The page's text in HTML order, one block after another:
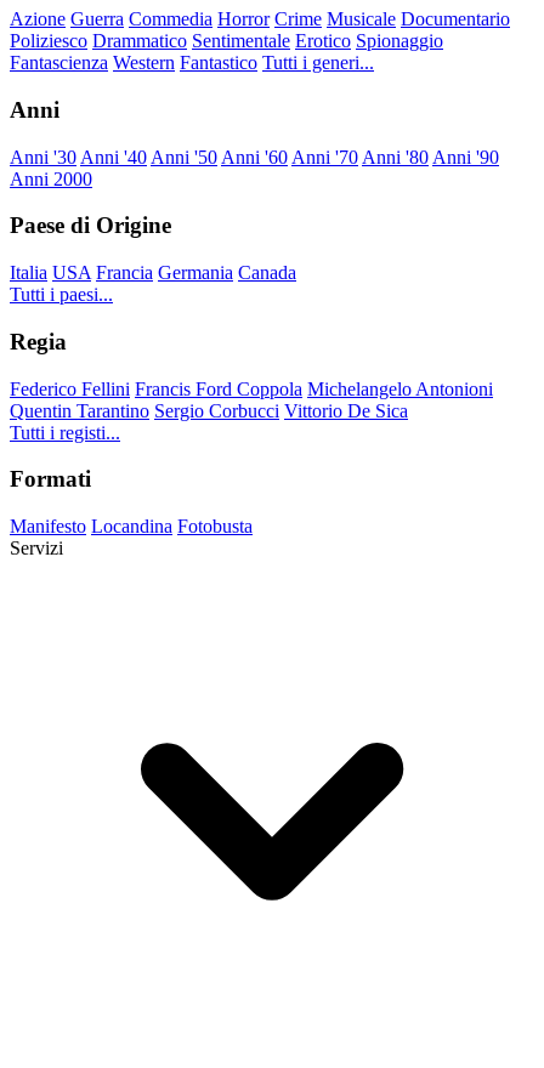
Azione Guerra Commedia Horror Crime Musicale Documentario
Poliziesco Drammatico Sentimentale Erotico Spionaggio
Fantascienza Western Fantastico Tutti i generi...
Anni
Anni '30 Anni '40 Anni '50 Anni '60 Anni '70 Anni '80 Anni '90
Anni 2000
Paese di Origine
Italia USA Francia Germania Canada
Tutti i paesi...
Regia
Federico Fellini Francis Ford Coppola Michelangelo Antonioni
Quentin Tarantino Sergio Corbucci Vittorio De Sica
Tutti i registi...
Formati
Manifesto Locandina Fotobusta
Servizi